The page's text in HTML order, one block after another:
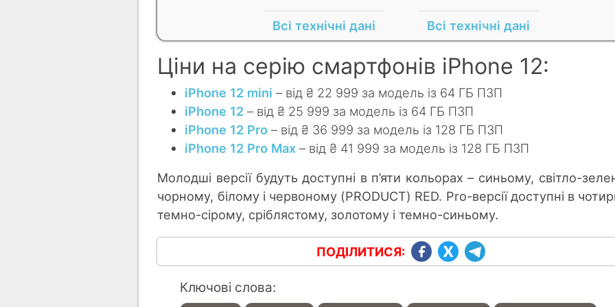
Всі технічні дані Всі технічні дані
Ціни на серію смартфонів iPhone 12:
iРhone 12 mini – від ₴ 22 999 за модель із 64 ГБ ПЗП
iРhone 12 – від ₴ 25 999 за модель із 64 ГБ ПЗП
iРhone 12 Pro – від ₴ 36 999 за модель із 128 ГБ ПЗП
iРhone 12 Pro Max – від ₴ 41 999 за модель із 128 ГБ ПЗП
Молодші версії будуть доступні в п’яти кольорах – синьому, світло-
чорному, білому і червоному (PRODUCT) RED. Pro-версії доступні в
темно-сірому, сріблястому, золотому і темно-синьому.
ПОДІЛИТИСЯ:
Ключові слова: